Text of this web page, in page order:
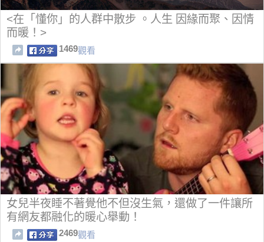
<在「懂你」的人群中散步 。人生 因緣而聚、因情
而暖！>
1469觀看
女兒半夜睡不著覺他不但沒生氣，還做了一件讓所
有網友都融化的暖心舉動！
2469觀看